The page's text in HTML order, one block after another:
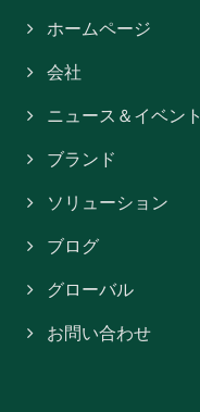
ホームページ
会社
ニュース＆イベント
ブランド
ソリューション
ブログ
グローバル
お問い合わせ